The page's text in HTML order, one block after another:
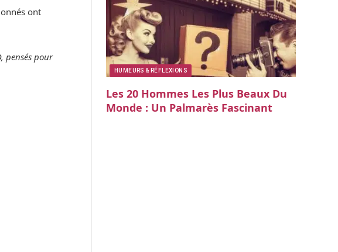
ont
pensés pour
HUMEURS & RÉFLEXIONS
Les 20 Hommes Les Plus Beaux Du
Monde : Un Palmarès Fascinant